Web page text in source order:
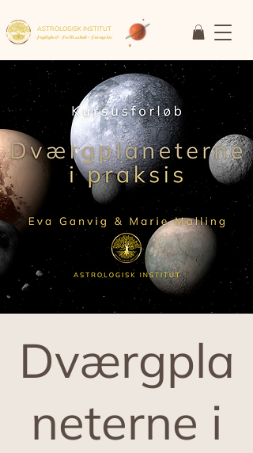
ASTROLOGISK INSTITUT
Faglighed • Fællesskab• Fornyelse
Dværgpla
neterne i